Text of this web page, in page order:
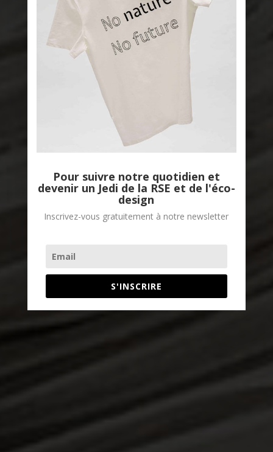
Pour suivre notre quotidien et
devenir un Jedi de la RSE et de l'éco-
design
Inscrivez-vous gratuitement à notre newsletter
S'INSCRIRE